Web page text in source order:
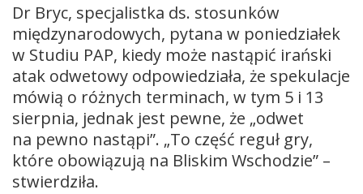
Dr Bryc, specjalistka ds. stosunków
międzynarodowych, pytana w poniedziałek
w Studiu PAP, kiedy może nastąpić irański
atak odwetowy odpowiedziała, że spekulacje
mówią o różnych terminach, w tym 5 i 13
sierpnia, jednak jest pewne, że „odwet
na pewno nastąpi”. „To część reguł gry,
które obowiązują na Bliskim Wschodzie” –
stwierdziła.